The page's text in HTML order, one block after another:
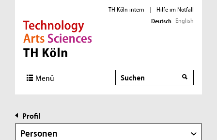
Direkt zur Hauptnavigation
Direkt zur Subnavigation
Direkt zum Inhalt
Direkt zum Fußbereich
TH Köln intern |
Hilfe im Notfall
Deutsch English
Menü Suche
Profil
Personen